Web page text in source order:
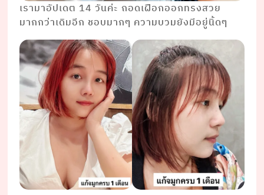
เรามาอัปเดต 14 วันค่ะ ถอดเฝือกออกทรงสวย
มากกว่าเดิมอีก ชอบมากๆ ความบวมยังมีอยู่นิ้ดๆ